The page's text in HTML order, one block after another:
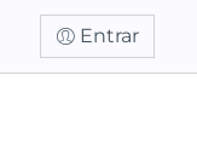
Entrar